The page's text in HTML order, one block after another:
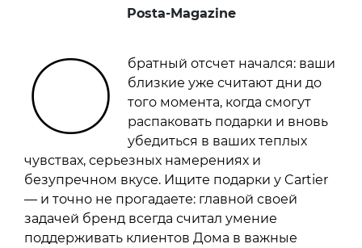
Posta-Magazine
О
братный отсчет начался: ваши
близкие уже считают дни до
того момента, когда смогут
распаковать подарки и вновь
убедиться в ваших теплых
чувствах, серьезных намерениях и
безупречном вкусе. Ищите подарки у Cartier
— и точно не прогадаете: главной своей
задачей бренд всегда считал умение
поддерживать клиентов Дома в важные